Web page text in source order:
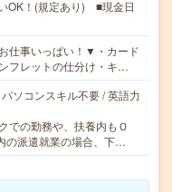
OK！(規定あり) ■現金日
仕事いっぱい！▼・カード
フレットの仕分け・キ…
ソコンスキル不要 / 英語力
での勤務や、扶養内もＯ
の派遣就業の場合、下…